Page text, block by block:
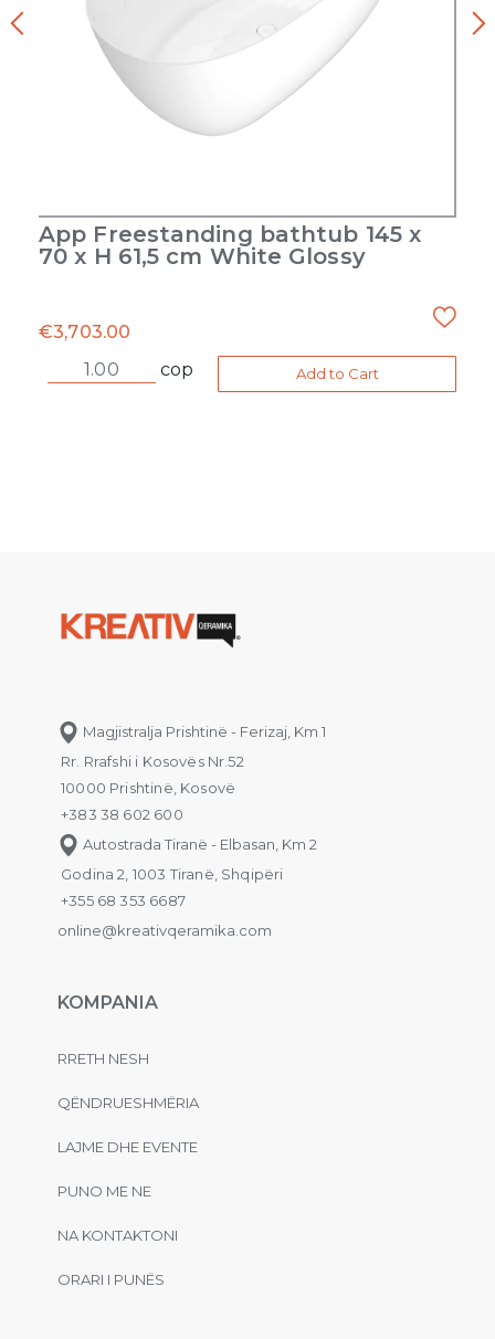
App Freestanding bathtub 145 x
70 x H 61,5 cm White Glossy
€3,703.00
cop
Add to Cart
Magjistralja Prishtinë - Ferizaj, Km 1
Rr. Rrafshi i Kosovës Nr.52
10000 Prishtinë, Kosovë
+383 38 602 600
Autostrada Tiranë - Elbasan, Km 2
Godina 2, 1003 Tiranë, Shqipëri
+355 68 353 6687
online@kreativqeramika.com
KOMPANIA
RRETH NESH
QËNDRUESHMËRIA
LAJME DHE EVENTE
PUNO ME NE
NA KONTAKTONI
ORARI I PUNËS